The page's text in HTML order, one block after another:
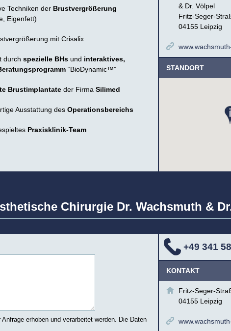
Techniken der Brustvergrößerung
Eigenfett)
mit Crisalix
durch spezielle BHs und interaktives,
“BioDynamic™”
Brustimplantate der Firma Silimed
Ausstattung des Operationsbereichs
Praxisklinik-Team
& Dr. Völpel
Fritz-Seger-
04155 Leipzig
STANDORT
Chirurgie Dr. Wachsmuth &
erhoben und verarbeitet werden. Die Daten
+49 341
KONTAKT
Fritz-Seger-
04155 Leipzig